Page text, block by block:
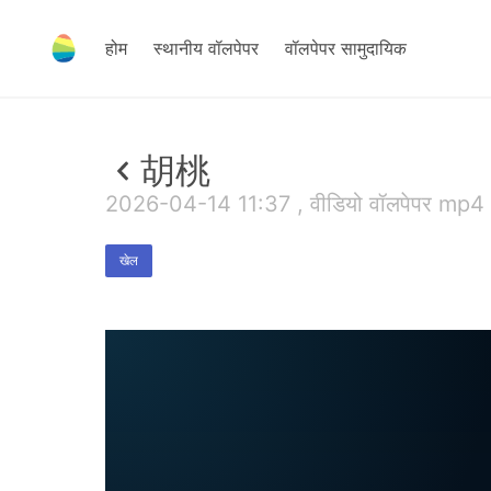
होम स्थानीय वॉलपेपर वॉलपेपर सामुदायिक
胡桃
2026-04-14 11:37 , वीडियो वॉलपेपर
खेल